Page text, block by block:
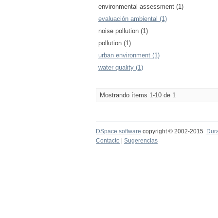
environmental assessment (1)
evaluación ambiental (1)
noise pollution (1)
pollution (1)
urban environment (1)
water quality (1)
Mostrando ítems 1-10 de 1
DSpace software copyright © 2002-2015
Contacto
Sugerencias